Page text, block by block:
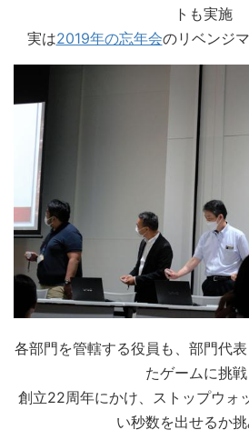
トも実施
実は2019年の忘年会のリベンジ
各部門を管轄する役員も、部門代
たゲームに挑戦
創立22周年にかけ、ストップウォ
い秒数を出せるか